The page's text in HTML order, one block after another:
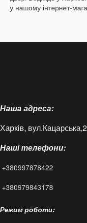
у нашому інтернет-
Доставка і оплата
Контакти
Статті
FAQ
Наша адреса:
Харків,
Наші телефони:
+380997878422
+380979843178
Режим роботи: